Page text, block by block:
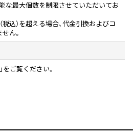
な最大個数を制限させていただいてお
込）を超える場合、代金引換およびコ
ん。
」をご覧ください。